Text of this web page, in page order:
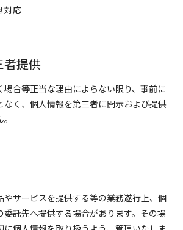
対応
者提供
場合等正当な理由によらない限り、事前に
なく、個人情報を第三者に開示および提供
やサービスを提供する等の業務遂行上、個
託先へ提供する場合があります。その場